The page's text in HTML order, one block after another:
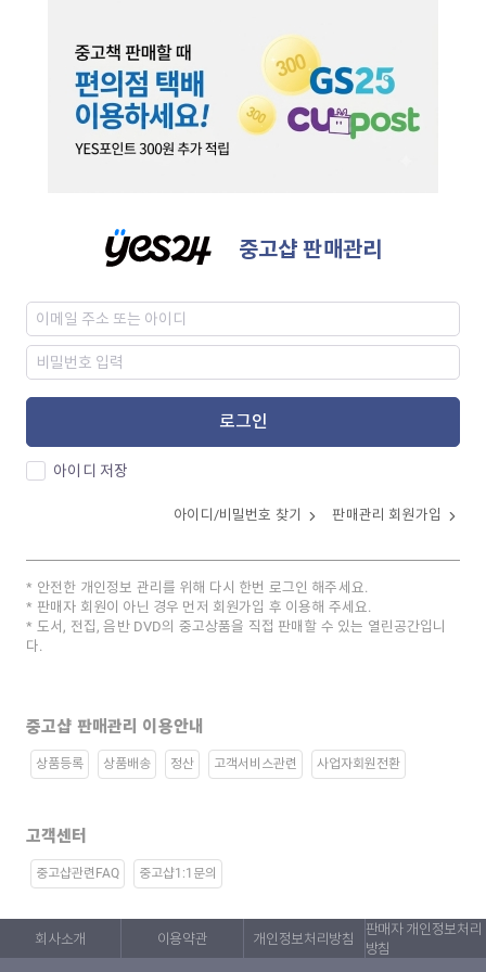
중고샵 판매관리
로그인
아이디 저장
아이디/비밀번호 찾기 판매관리 회원가입
안전한 개인정보 관리를 위해 다시 한번 로그인 해주세요.
판매자 회원이 아닌 경우 먼저 회원가입 후 이용해 주세요.
도서, 전집, 음반 DVD의 중고상품을 직접 판매할 수 있는 열린공간입니
다.
중고샵 판매관리 이용안내
상품등록 상품배송 정산 고객서비스관련 사업자회원전환
고객센터
중고샵관련FAQ 중고샵1:1문의
회사소개 이용약관 개인정보처리방침
판매자 개인정보처리
방침